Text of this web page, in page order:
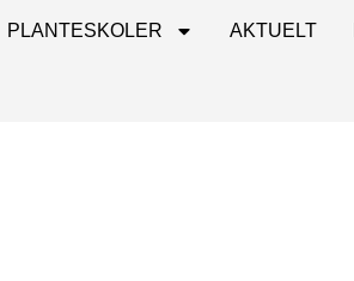
PLANTESKOLER AKTUELT